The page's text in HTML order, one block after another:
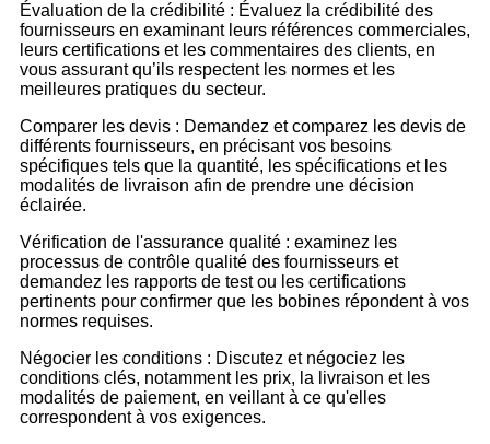
Évaluation de la crédibilité : Évaluez la crédibilité des
fournisseurs en examinant leurs références commerciales,
leurs certifications et les commentaires des clients, en
vous assurant qu’ils respectent les normes et les
meilleures pratiques du secteur.
Comparer les devis : Demandez et comparez les devis de
différents fournisseurs, en précisant vos besoins
spécifiques tels que la quantité, les spécifications et les
modalités de livraison afin de prendre une décision
éclairée.
Vérification de l'assurance qualité : examinez les
processus de contrôle qualité des fournisseurs et
demandez les rapports de test ou les certifications
pertinents pour confirmer que les bobines répondent à vos
normes requises.
Négocier les conditions : Discutez et négociez les
conditions clés, notamment les prix, la livraison et les
modalités de paiement, en veillant à ce qu'elles
correspondent à vos exigences.